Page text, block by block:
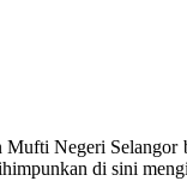
Negeri
di sini